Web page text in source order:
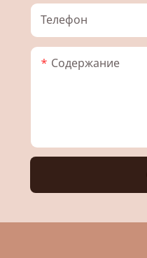
Телефон
Содержание